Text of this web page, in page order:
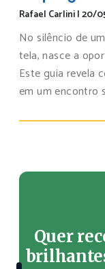
Rafael Carlini|20/
No silêncio de
tela, nasce a
Este guia revela
em um encontro
Quer